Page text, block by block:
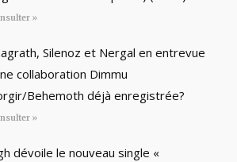
»
Silenoz et Nergal en entrevue
collaboration Dimmu
Behemoth déjà enregistrée?
»
dévoile le nouveau single «